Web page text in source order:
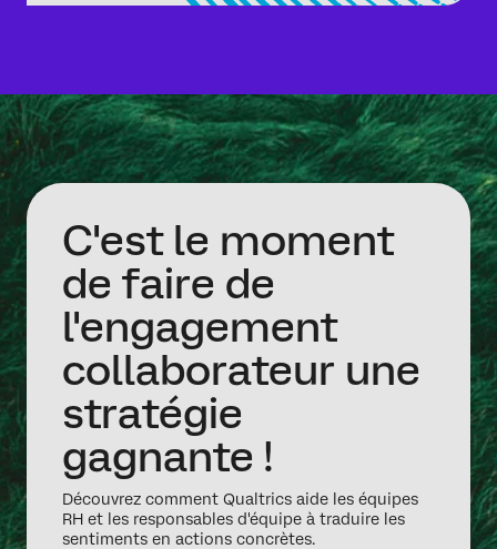
C'est le moment
de faire de
l'engagement
collaborateur une
stratégie
gagnante !
Découvrez comment Qualtrics aide les équipes
RH et les responsables d'équipe à traduire les
sentiments en actions concrètes.